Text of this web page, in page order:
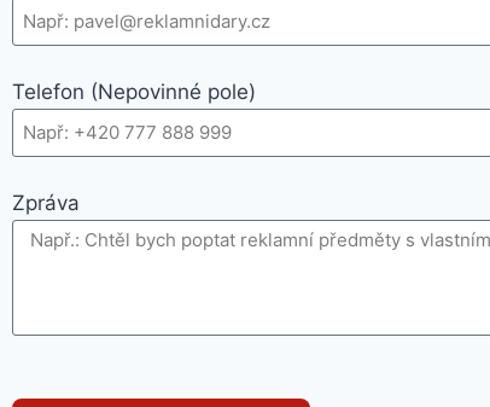
Telefon (Nepovinné pole)
Zpráva